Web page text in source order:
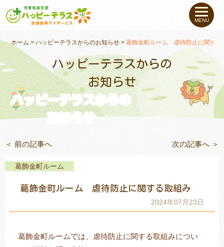
私たちについて
未就学のお子さま（０〜６才）
小学生〜高校生の お子さま
支援事例
教室一覧
MENU
ホーム >ハッピーテラスからのお知らせ >葛飾金町ルーム 虐待防止に関する
ハッピーテラスからの
お知らせ
ハッピーテラスからの
お知らせ
＜ 前の記事へ 次の記事へ ＞
葛飾金町ルーム
葛飾金町ルーム 虐待防止に関する取組み
2024年07月23日
葛飾金町ルームでは、虐待防止に関する取組みについ